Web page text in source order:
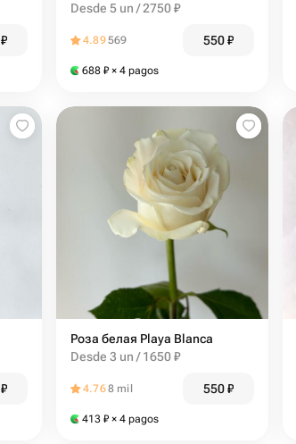
₽
Desde 5 un / 2750 ₽
4.89569 550₽
688 ₽ × 4 pagos
₽
Роза белая Playa Blanca
Desde 3 un / 1650 ₽
4.768 mil 550₽
413 ₽ × 4 pagos